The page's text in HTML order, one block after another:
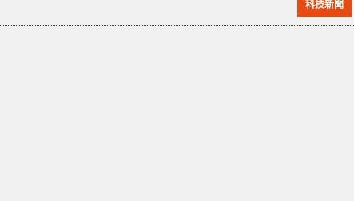
經濟不景氣和就業前景的擔憂越來越強烈。雖然規模不
大，但是這次抗議活動被上海的金融顧問公司 Integrity
科技新聞